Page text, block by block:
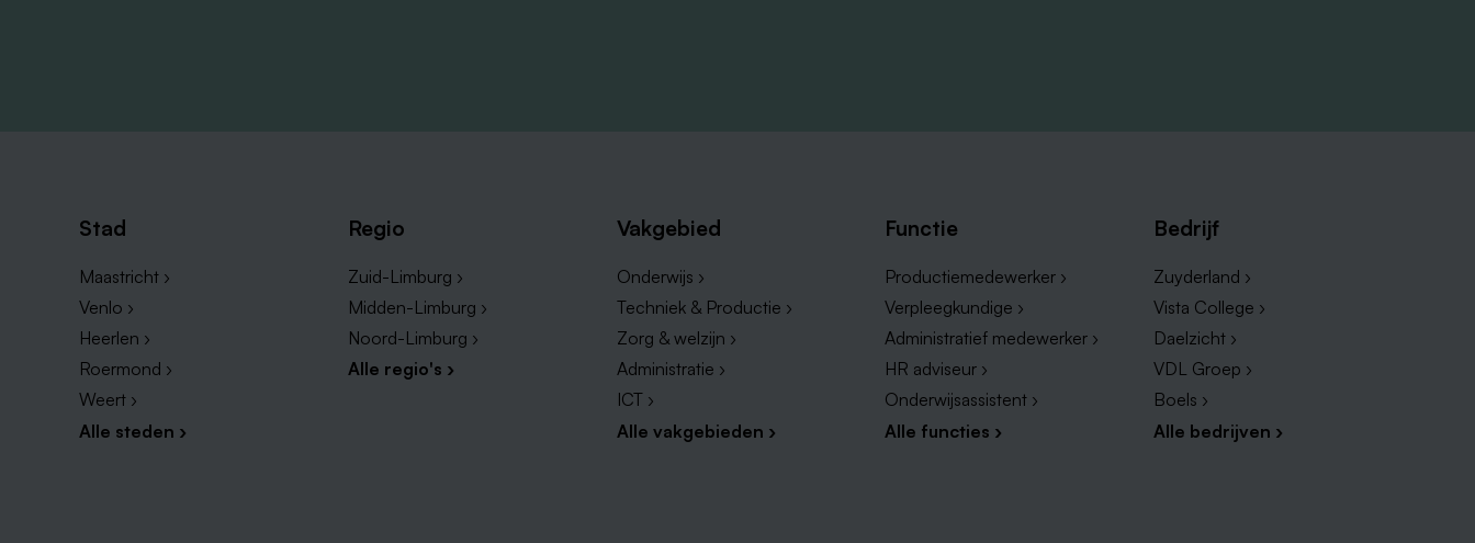
Stad
Maastricht ›
Venlo ›
Heerlen ›
Roermond ›
Weert ›
Alle steden ›
Regio
Zuid-Limburg ›
Midden-Limburg ›
Noord-Limburg ›
Alle regio's ›
Vakgebied
Onderwijs ›
Techniek & Productie ›
Zorg & welzijn ›
Administratie ›
ICT ›
Alle vakgebieden ›
Functie
Productiemedewerker ›
Verpleegkundige ›
Administratief medewerker ›
HR adviseur ›
Onderwijsassistent ›
Alle functies ›
Bedrijf
Zuyderland ›
Vista College ›
Daelzicht ›
VDL Groep ›
Boels ›
Alle bedrijven ›